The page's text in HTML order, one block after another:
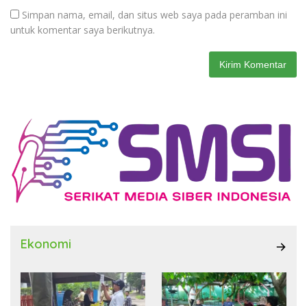
Simpan nama, email, dan situs web saya pada peramban ini
untuk komentar saya berikutnya.
Ekonomi